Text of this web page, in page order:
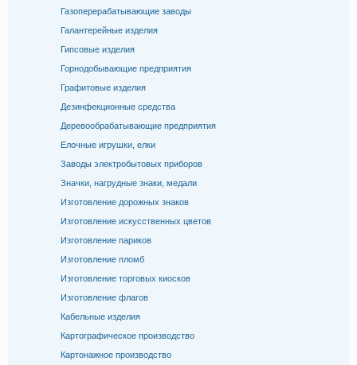
Газоперерабатывающие заводы
Галантерейные изделия
Гипсовые изделия
Горнодобывающие предприятия
Графитовые изделия
Дезинфекционные средства
Деревообрабатывающие предприятия
Елочные игрушки, елки
Заводы электробытовых приборов
Значки, нагрудные знаки, медали
Изготовление дорожных знаков
Изготовление искусственных цветов
Изготовление париков
Изготовление пломб
Изготовление торговых киосков
Изготовление флагов
Кабельные изделия
Картографическое производство
Картонажное производство